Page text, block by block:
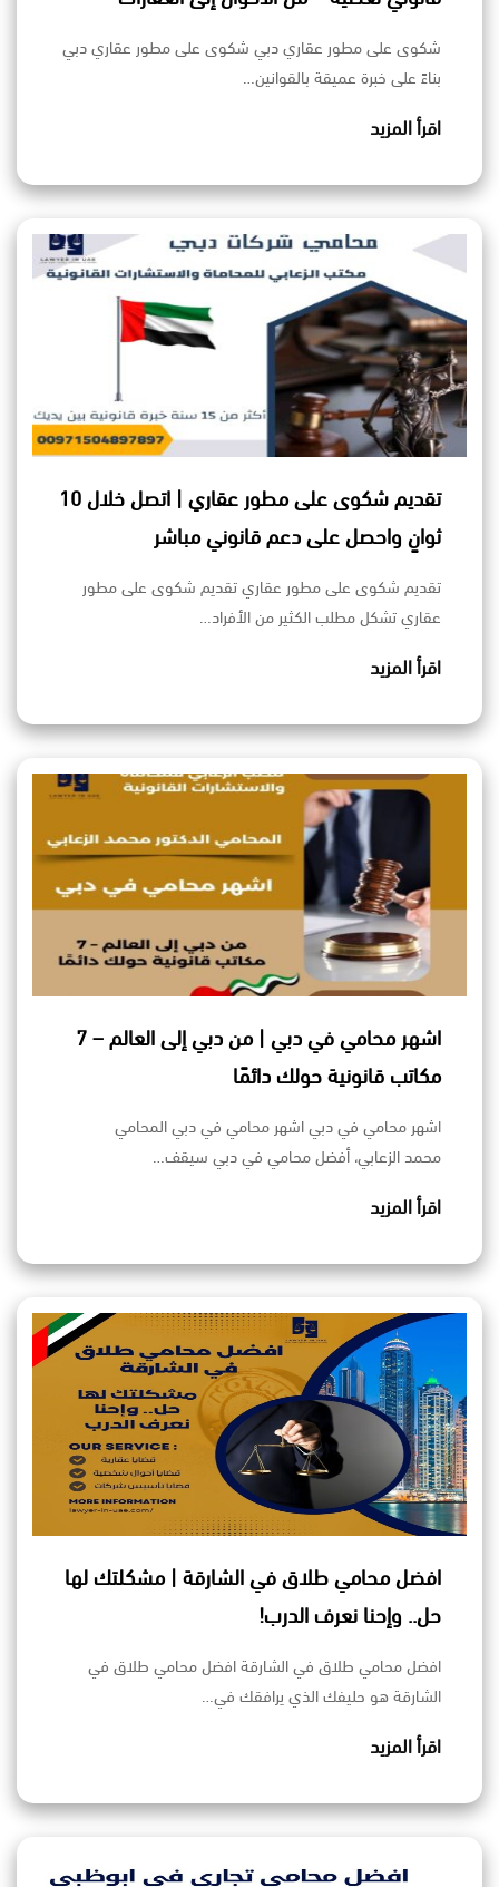
شكوى على مطور عقاري دبي شكوى على مطور عقاري دبي
بناءً على خبرة عميقة بالقوانين…
اقرأ المزيد
تقديم شكوى على مطور عقاري | اتصل خلال 10
ثوانٍ واحصل على دعم قانوني مباشر
تقديم شكوى على مطور عقاري تقديم شكوى على مطور
عقاري تشكل مطلب الكثير من الأفراد…
اقرأ المزيد
اشهر محامي في دبي | من دبي إلى العالم – 7
مكاتب قانونية حولك دائمًا
اشهر محامي في دبي اشهر محامي في دبي المحامي
محمد الزعابي، أفضل محامي في دبي سيقف…
اقرأ المزيد
افضل محامي طلاق في الشارقة | مشكلتك لها
حل.. وإحنا نعرف الدرب!
افضل محامي طلاق في الشارقة افضل محامي طلاق في
الشارقة هو حليفك الذي يرافقك في…
اقرأ المزيد